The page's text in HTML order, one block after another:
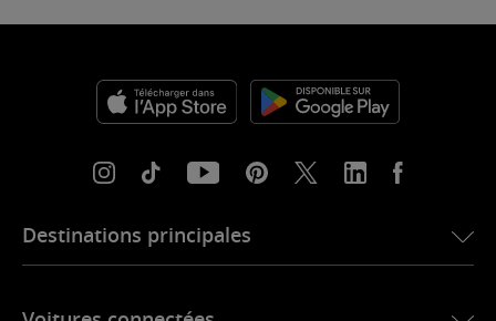
Destinations principales